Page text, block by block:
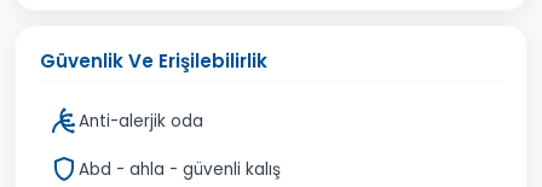
Güvenlik Ve Erişilebilirlik
Anti-alerjik oda
Abd - ahla - güvenli kalış